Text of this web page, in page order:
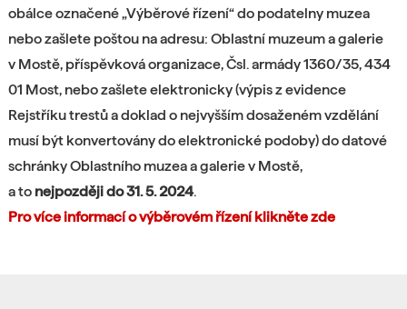
obálce označené „Výběrové řízení“ do podatelny muzea
nebo zašlete poštou na adresu: Oblastní muzeum a galerie
v Mostě, příspěvková organizace, Čsl. armády 1360/35, 434
01 Most, nebo zašlete elektronicky (výpis z evidence
Rejstříku trestů a doklad o nejvyšším dosaženém vzdělání
musí být konvertovány do elektronické podoby) do datové
schránky Oblastního muzea a galerie v Mostě,
a to nejpozději do 31. 5. 2024.
Pro více informací o výběrovém řízení klikněte zde